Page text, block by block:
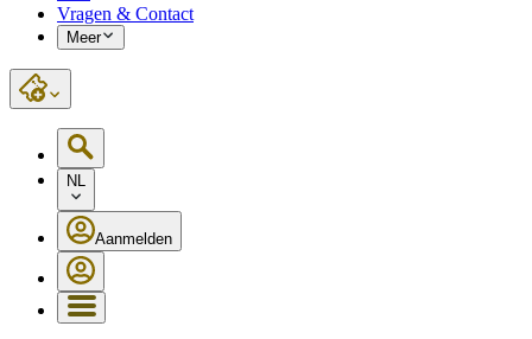
Vragen & Contact
Meer
NL
Aanmelden